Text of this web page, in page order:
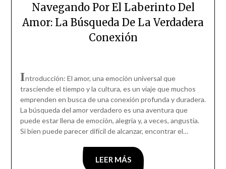
Navegando Por El Laberinto Del
Amor: La Búsqueda De La Verdadera
Conexión
Introducción: El amor, una emoción universal que
trasciende el tiempo y la cultura, es un viaje que muchos
emprenden en busca de una conexión profunda y duradera.
La búsqueda del amor verdadero es una aventura que
puede estar llena de emoción, alegría y, a veces, angustia.
Si bien puede parecer difícil de alcanzar, encontrar el…
LEER MÁS